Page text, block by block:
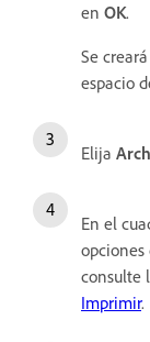
en OK.
Se
espacio
Elija
En el
opciones
consulte
Imprimir.